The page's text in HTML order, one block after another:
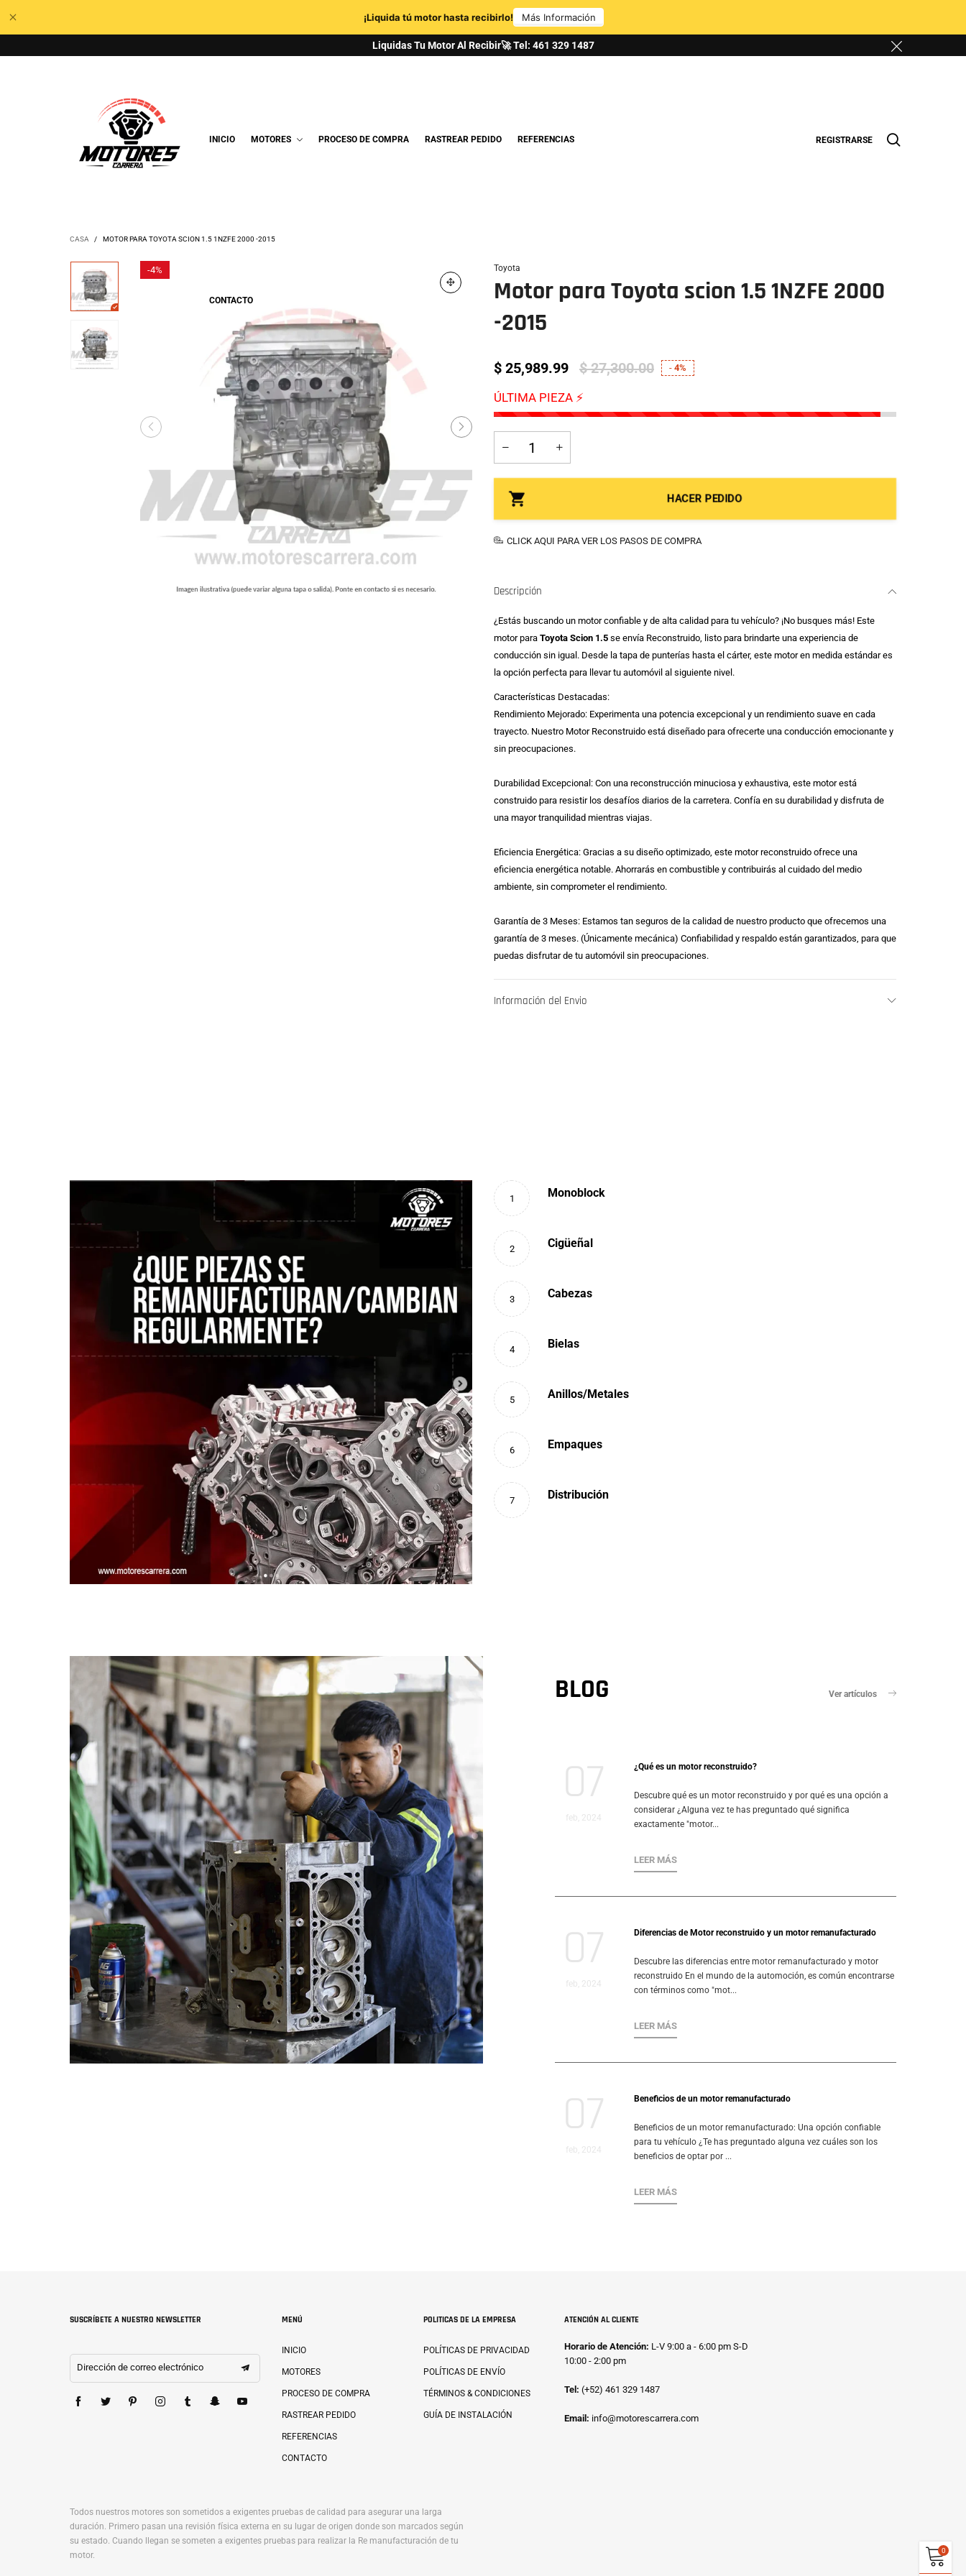
Liquidas Tu Motor Al Recibir🚀 Tel: 461 329 1487
INICIO MOTORES PROCESO DE COMPRA RASTREAR PEDIDO REFERENCIAS
CONTACTO
REGISTRARSE
CASA / MOTOR PARA TOYOTA SCION 1.5 1NZFE 2000 -2015
-4% Toyota
Motor para Toyota scion 1.5 1NZFE 2000
-2015
$ 25,989.99 $ 27,300.00 - 4%
ÚLTIMA PIEZA ⚡
HACER PEDIDO
CLICK AQUI PARA VER LOS PASOS DE COMPRA
Descripción
¿Estás buscando un motor confiable y de alta calidad para tu vehículo? ¡No busques más! Este
motor para Toyota Scion 1.5 se envía Reconstruido, listo para brindarte una experiencia de
conducción sin igual. Desde la tapa de punterías hasta el cárter, este motor en medida estándar es
la opción perfecta para llevar tu automóvil al siguiente nivel.
Características Destacadas:
Rendimiento Mejorado: Experimenta una potencia excepcional y un rendimiento suave en cada
trayecto. Nuestro Motor Reconstruido está diseñado para ofrecerte una conducción emocionante y
sin preocupaciones.
Durabilidad Excepcional: Con una reconstrucción minuciosa y exhaustiva, este motor está
construido para resistir los desafíos diarios de la carretera. Confía en su durabilidad y disfruta de
una mayor tranquilidad mientras viajas.
Eficiencia Energética: Gracias a su diseño optimizado, este motor reconstruido ofrece una
eficiencia energética notable. Ahorrarás en combustible y contribuirás al cuidado del medio
ambiente, sin comprometer el rendimiento.
Garantía de 3 Meses: Estamos tan seguros de la calidad de nuestro producto que ofrecemos una
garantía de 3 meses. (Únicamente mecánica) Confiabilidad y respaldo están garantizados, para que
puedas disfrutar de tu automóvil sin preocupaciones.
Información del Envio
1 Monoblock
2 Cigüeñal
3 Cabezas
4 Bielas
5 Anillos/Metales
6 Empaques
7 Distribución
BLOG Ver artículos
07
feb, 2024
¿Qué es un motor reconstruido?
Descubre qué es un motor reconstruido y por qué es una opción a
considerar ¿Alguna vez te has preguntado qué significa
exactamente "motor...
LEER MÁS
07
feb, 2024
Diferencias de Motor reconstruido y un motor remanufacturado
Descubre las diferencias entre motor remanufacturado y motor
reconstruido En el mundo de la automoción, es común encontrarse
con términos como "mot...
LEER MÁS
07
feb, 2024
Beneficios de un motor remanufacturado
Beneficios de un motor remanufacturado: Una opción confiable
para tu vehículo ¿Te has preguntado alguna vez cuáles son los
beneficios de optar por ...
LEER MÁS
SUSCRÍBETE A NUESTRO NEWSLETTER
Dirección de correo electrónico
MENÚ
INICIO
MOTORES
PROCESO DE COMPRA
RASTREAR PEDIDO
REFERENCIAS
CONTACTO
POLITICAS DE LA EMPRESA
POLÍTICAS DE PRIVACIDAD
POLÍTICAS DE ENVÍO
TÉRMINOS & CONDICIONES
GUÍA DE INSTALACIÓN
ATENCIÓN AL CLIENTE
Horario de Atención: L-V 9:00 a - 6:00 pm S-D
10:00 - 2:00 pm
Tel:(+52) 461 329 1487
Email: info@motorescarrera.com
Todos nuestros motores son sometidos a exigentes pruebas de calidad para asegurar una larga
duración. Primero pasan una revisión física externa en su lugar de origen donde son marcados según
su estado. Cuando llegan se someten a exigentes pruebas para realizar la Re manufacturación de tu
motor.
0